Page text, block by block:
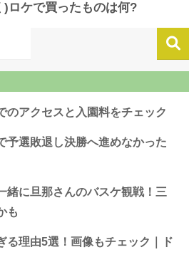
ロケで買ったものは何?
のアクセスと入園料をチェック
予選敗退し決勝へ進めなかった
緒に旦那さんのバスケ観戦！三
も
る理由5選！画像もチェック｜ド